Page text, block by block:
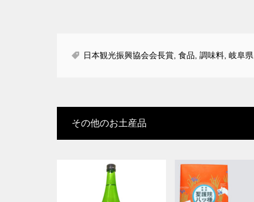
日本観光振興協会会長賞 食品 調味料 岐阜県
その他のお土産品